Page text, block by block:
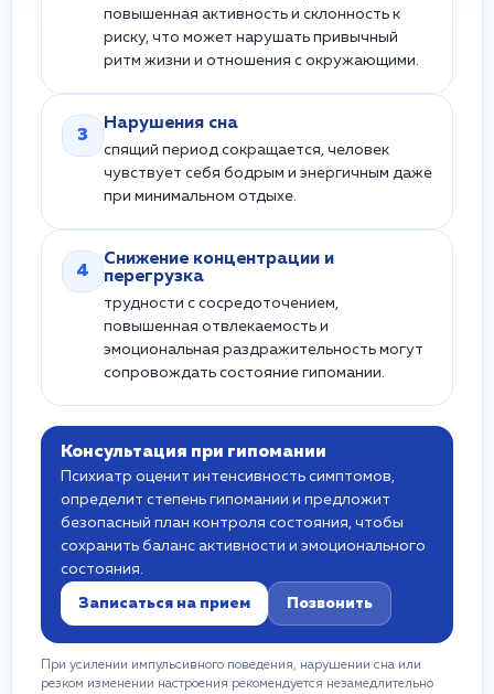
повышенная активность и склонность к
риску, что может нарушать привычный
ритм жизни и отношения с окружающими.
3
Нарушения сна
спящий период сокращается, человек
чувствует себя бодрым и энергичным даже
при минимальном отдыхе.
4
Снижение концентрации и
перегрузка
трудности с сосредоточением,
повышенная отвлекаемость и
эмоциональная раздражительность могут
сопровождать состояние гипомании.
Консультация при гипомании
Психиатр оценит интенсивность симптомов,
определит степень гипомании и предложит
безопасный план контроля состояния, чтобы
сохранить баланс активности и эмоционального
состояния.
Записаться на прием Позвонить
При усилении импульсивного поведения, нарушении сна или
резком изменении настроения рекомендуется незамедлительно